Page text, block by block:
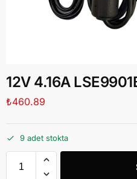
12V 4.16A
₺460.89
9 adet stokta